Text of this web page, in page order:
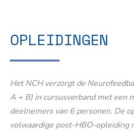
OPLEIDINGEN
Het NCH verzorgt de
A + B) in cursusverband met een
deelnemers van 6 personen. De
volwaardige post-HBO-opleiding